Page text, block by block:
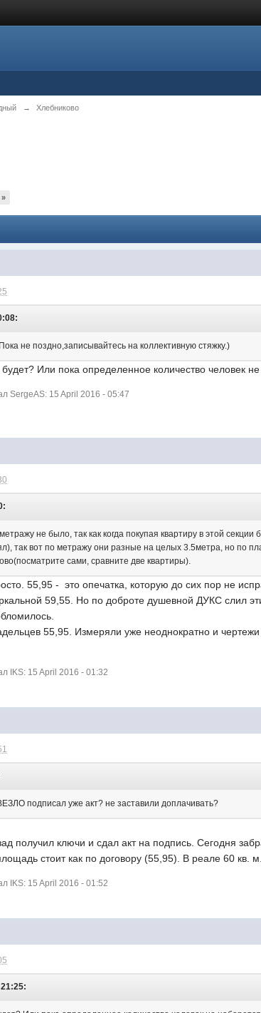
→ Хлебниково
»
не поздно,записывайтесь на коллективную стяжку.)
Или пока определенное количество человек
SergeAS: 15 April 2016 - 05:47
не было, так как когда покупая квартиру в этой
так вот по метражу они разные на целых 3.5метра, но по
сами, сравните две квартиры).
55,95 - это опечатка, которую до сих пор не
59,55. Но по доброте душевной ДУКС слил
55,95. Измеряли уже неоднократно и
IKS: 15 April 2016 - 01:32
подписал уже акт? не заставили доплачивать?
получил ключи и сдал акт на подпись. Сегодня
стоит как по договору (55,95). В реале 60 кв. м.
IKS: 15 April 2016 - 01:52